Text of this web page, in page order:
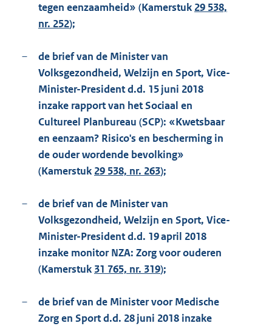
tegen eenzaamheid» (Kamerstuk 29 538,
nr. 252);
–
de brief van de Minister van
Volksgezondheid, Welzijn en Sport, Vice-
Minister-President d.d. 15 juni 2018
inzake rapport van het Sociaal en
Cultureel Planbureau (SCP): «Kwetsbaar
en eenzaam? Risico's en bescherming in
de ouder wordende bevolking»
(Kamerstuk 29 538, nr. 263);
–
de brief van de Minister van
Volksgezondheid, Welzijn en Sport, Vice-
Minister-President d.d. 19 april 2018
inzake monitor NZA: Zorg voor ouderen
(Kamerstuk 31 765, nr. 319);
–
de brief van de Minister voor Medische
Zorg en Sport d.d. 28 juni 2018 inzake